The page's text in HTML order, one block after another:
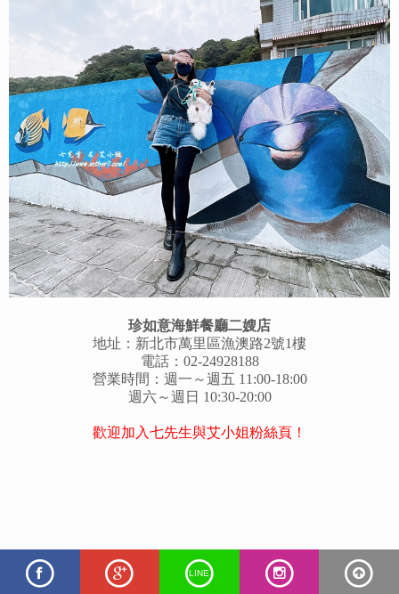
珍如意海鮮餐廳二嫂店
地址：新北市萬里區漁澳路2號1樓
電話：02-24928188
營業時間：週一～週五 11:00-18:00
週六～週日 10:30-20:00
歡迎加入七先生與艾小姐粉絲頁！
LINE